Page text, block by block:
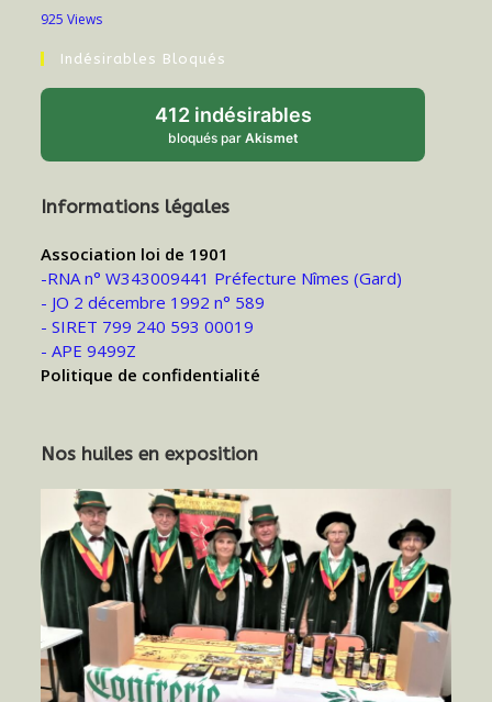
925 Views
Indésirables Bloqués
412 indésirables
bloqués par Akismet
Informations légales
Association loi de 1901
-RNA n° W343009441 Préfecture Nîmes (Gard)
- JO 2 décembre 1992 n° 589
- SIRET 799 240 593 00019
- APE 9499Z
Politique de confidentialité
Nos huiles en exposition